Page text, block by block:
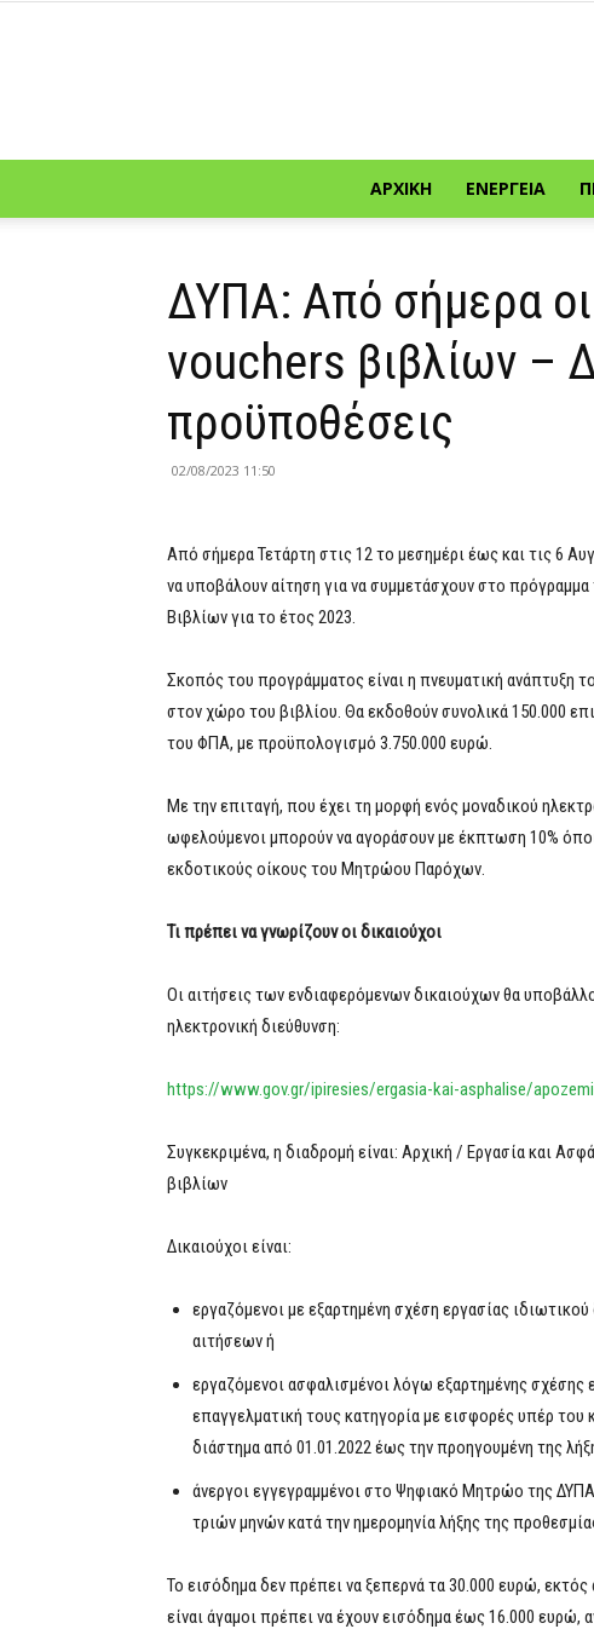
ΑΡΧΙΚΉ ΕΝΈΡΓΕΙΑ
ΔΥΠΑ: Από σήμερα οι
vouchers βιβλίων –
προϋποθέσεις
02/08/2023 11:50
Από σήμερα Τετάρτη στις 12 το μεσημέρι έως και τις 6
να υποβάλουν αίτηση για να συμμετάσχουν στο
Βιβλίων για το έτος 2023.
Σκοπός του προγράμματος είναι η πνευματική ανάπτυξη
στον χώρο του βιβλίου. Θα εκδοθούν συνολικά 150.000
του ΦΠΑ, με προϋπολογισμό 3.750.000 ευρώ.
Με την επιταγή, που έχει τη μορφή ενός μοναδικού
ωφελούμενοι μπορούν να αγοράσουν με έκπτωση 10%
εκδοτικούς οίκους του Μητρώου Παρόχων.
Τι πρέπει να γνωρίζουν οι δικαιούχοι
Οι αιτήσεις των ενδιαφερόμενων δικαιούχων θα
ηλεκτρονική διεύθυνση:
https://www.gov.gr/ipiresies/ergasia-kai-asphalise/
Συγκεκριμένα, η διαδρομή είναι: Αρχική / Εργασία και
βιβλίων
Δικαιούχοι είναι:
εργαζόμενοι με εξαρτημένη σχέση εργασίας
αιτήσεων ή
εργαζόμενοι ασφαλισμένοι λόγω εξαρτημένης
επαγγελματική τους κατηγορία με εισφορές υπέρ
διάστημα από 01.01.2022 έως την προηγουμένη της
άνεργοι εγγεγραμμένοι στο Ψηφιακό Μητρώο της
τριών μηνών κατά την ημερομηνία λήξης της
Το εισόδημα δεν πρέπει να ξεπερνά τα 30.000 ευρώ, εκτός
είναι άγαμοι πρέπει να έχουν εισόδημα έως 16.000